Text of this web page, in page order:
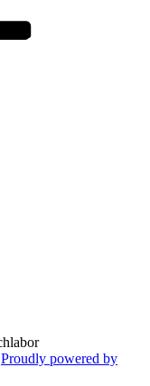
Proudly powered by